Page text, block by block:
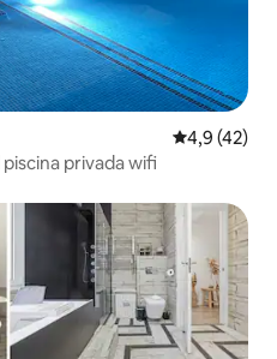
4,9 de
4,9 (42)
privada wifi